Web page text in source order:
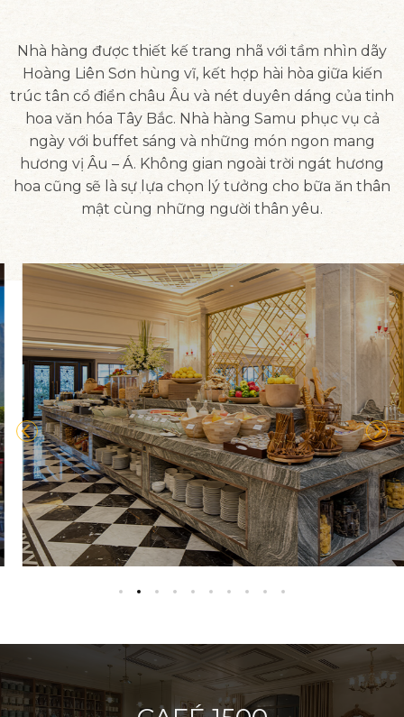
Nhà hàng được thiết kế trang nhã với tầm nhìn dãy
Hoàng Liên Sơn hùng vĩ, kết hợp hài hòa giữa kiến
trúc tân cổ điển châu Âu và nét duyên dáng của tinh
hoa văn hóa Tây Bắc. Nhà hàng Samu phục vụ cả
ngày với buffet sáng và những món ngon mang
hương vị Âu – Á. Không gian ngoài trời ngát hương
hoa cũng sẽ là sự lựa chọn lý tưởng cho bữa ăn thân
mật cùng những người thân yêu.